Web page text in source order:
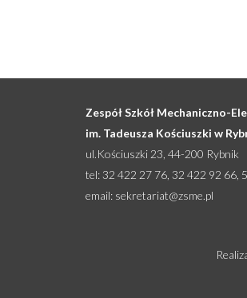
Zespół Szkół Mechaniczno-
im. Tadeusza Kościuszki w
ul.Kościuszki 23, 44-200 Rybnik
tel: 32 422 27 76, 32 422 92 66,
email: sekretariat@zsme.pl